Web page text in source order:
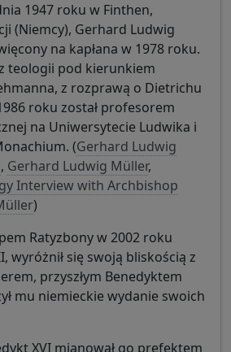
1947 roku w Finthen,
(Niemcy), Gerhard Ludwig
na kapłana w 1978 roku.
teologii pod kierunkiem
z rozprawą o Dietrichu
roku został profesorem
na Uniwersytecie Ludwika i
(Gerhard Ludwig
, Gerhard Ludwig Müller,
Interview with Archbishop
)
Ratyzbony w 2002 roku
wyróżnił się swoją bliskością z
przyszłym Benedyktem
mu niemieckie wydanie swoich
XVI mianował go prefektem